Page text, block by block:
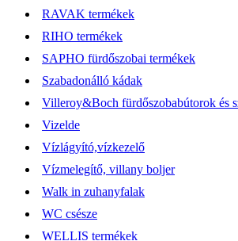
RAVAK termékek
RIHO termékek
SAPHO fürdőszobai termékek
Szabadonálló kádak
Villeroy&Boch fürdőszobabútorok és
Vizelde
Vízlágyító,vízkezelő
Vízmelegítő, villany boljer
Walk in zuhanyfalak
WC csésze
WELLIS termékek